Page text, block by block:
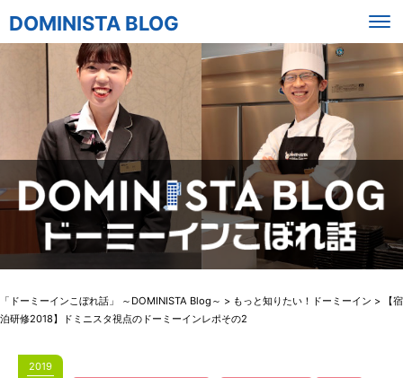
DOMINISTA BLOG
「ドーミーインこぼれ話」 ～DOMINISTA Blog～ > もっと知りたい！ドーミーイン >
【宿
泊研修2018】ドミニスタ視点のドーミーインレポその2
2019